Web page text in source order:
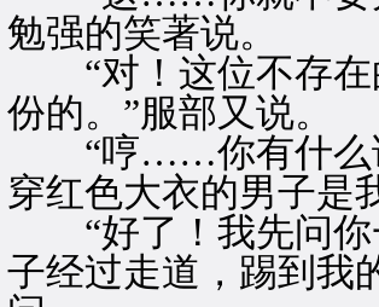
勉强的笑著说。
“对！这位不存在
份的。”服部又说。
“哼……你有什么证
穿红色大衣的男子是
“好了！我先问你
子经过走道，踢到我